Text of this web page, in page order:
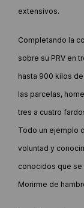
extensivos.
Completando la
sobre su PRV en
hasta 900 kilos
las parcelas,
tres a cuatro
Todo un ejemplo
voluntad y
conocidos que se
Morirme de